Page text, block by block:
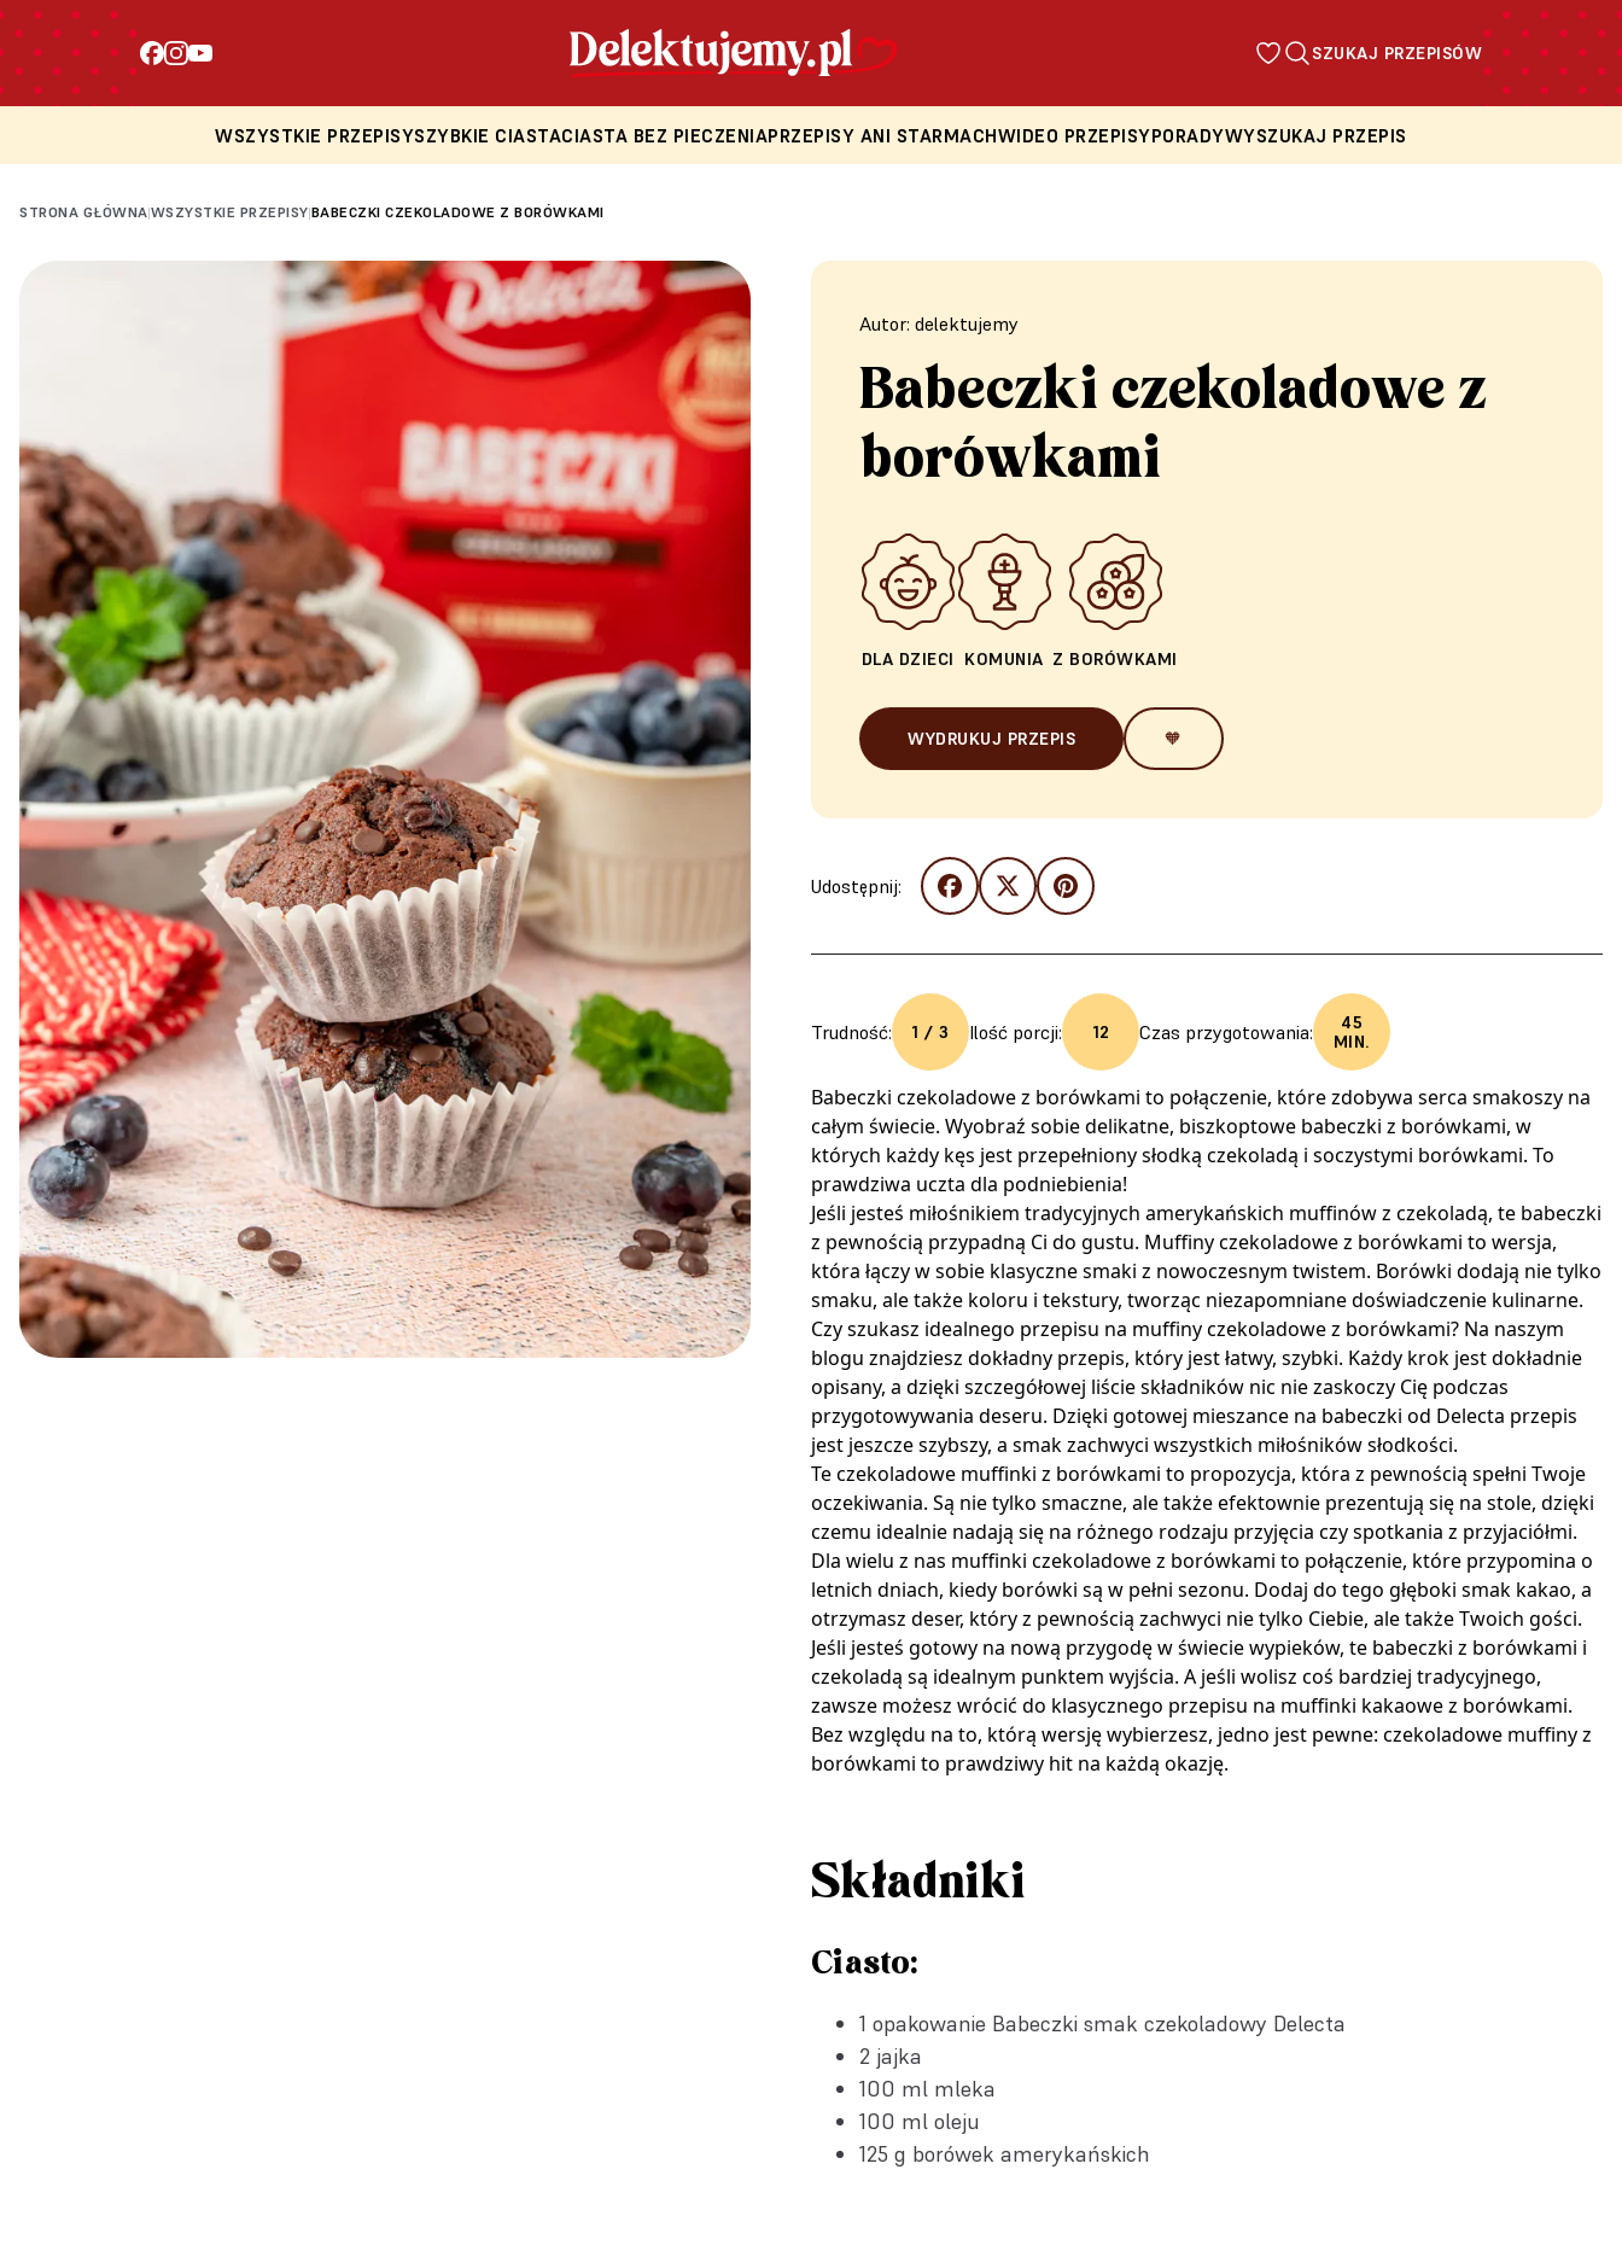
SZUKAJ PRZEPISÓW
WSZYSTKIE PRZEPISYSZYBKIE CIASTACIASTA BEZ PIECZENIAPRZEPISY ANI STARMACHWIDEO PRZEPISYPORADYWYSZUKAJ PRZEPIS
STRONA GŁÓWNA|WSZYSTKIE PRZEPISY|BABECZKI CZEKOLADOWE Z BORÓWKAMI
Autor: delektujemy
Babeczki czekoladowe z
borówkami
DLA DZIECI KOMUNIA Z BORÓWKAMI
WYDRUKUJ PRZEPIS 🧡
Udostępnij:
Trudność: 1 / 3 Ilość porcji: 12 Czas przygotowania:
45
MIN.
Babeczki czekoladowe z borówkami to połączenie, które zdobywa serca smakoszy na
całym świecie. Wyobraź sobie delikatne, biszkoptowe babeczki z borówkami, w
których każdy kęs jest przepełniony słodką czekoladą i soczystymi borówkami. To
prawdziwa uczta dla podniebienia!
Jeśli jesteś miłośnikiem tradycyjnych amerykańskich muffinów z czekoladą, te babeczki
z pewnością przypadną Ci do gustu. Muffiny czekoladowe z borówkami to wersja,
która łączy w sobie klasyczne smaki z nowoczesnym twistem. Borówki dodają nie tylko
smaku, ale także koloru i tekstury, tworząc niezapomniane doświadczenie kulinarne.
Czy szukasz idealnego przepisu na muffiny czekoladowe z borówkami? Na naszym
blogu znajdziesz dokładny przepis, który jest łatwy, szybki. Każdy krok jest dokładnie
opisany, a dzięki szczegółowej liście składników nic nie zaskoczy Cię podczas
przygotowywania deseru. Dzięki gotowej mieszance na babeczki od Delecta przepis
jest jeszcze szybszy, a smak zachwyci wszystkich miłośników słodkości.
Te czekoladowe muffinki z borówkami to propozycja, która z pewnością spełni Twoje
oczekiwania. Są nie tylko smaczne, ale także efektownie prezentują się na stole, dzięki
czemu idealnie nadają się na różnego rodzaju przyjęcia czy spotkania z przyjaciółmi.
Dla wielu z nas muffinki czekoladowe z borówkami to połączenie, które przypomina o
letnich dniach, kiedy borówki są w pełni sezonu. Dodaj do tego głęboki smak kakao, a
otrzymasz deser, który z pewnością zachwyci nie tylko Ciebie, ale także Twoich gości.
Jeśli jesteś gotowy na nową przygodę w świecie wypieków, te babeczki z borówkami i
czekoladą są idealnym punktem wyjścia. A jeśli wolisz coś bardziej tradycyjnego,
zawsze możesz wrócić do klasycznego przepisu na muffinki kakaowe z borówkami.
Bez względu na to, którą wersję wybierzesz, jedno jest pewne: czekoladowe muffiny z
borówkami to prawdziwy hit na każdą okazję.
Składniki
Ciasto:
1 opakowanie Babeczki smak czekoladowy Delecta
2 jajka
100 ml mleka
100 ml oleju
125 g borówek amerykańskich